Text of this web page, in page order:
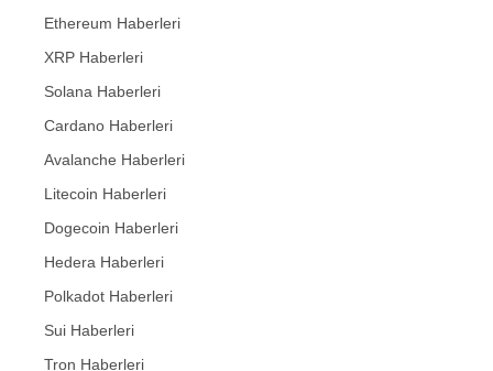
Ethereum Haberleri
XRP Haberleri
Solana Haberleri
Cardano Haberleri
Avalanche Haberleri
Litecoin Haberleri
Dogecoin Haberleri
Hedera Haberleri
Polkadot Haberleri
Sui Haberleri
Tron Haberleri